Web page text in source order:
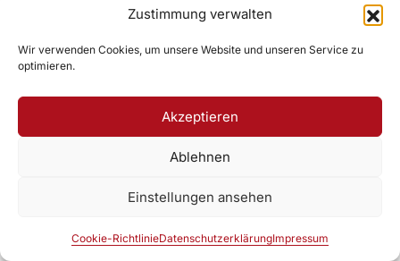
Zustimmung verwalten
Wir verwenden Cookies, um unsere Website und unseren Service zu
optimieren.
Akzeptieren
Ablehnen
Einstellungen ansehen
Cookie-RichtlinieDatenschutzerklärungImpressum
Unser YouTube-Kanal
Zur DAV Webseite